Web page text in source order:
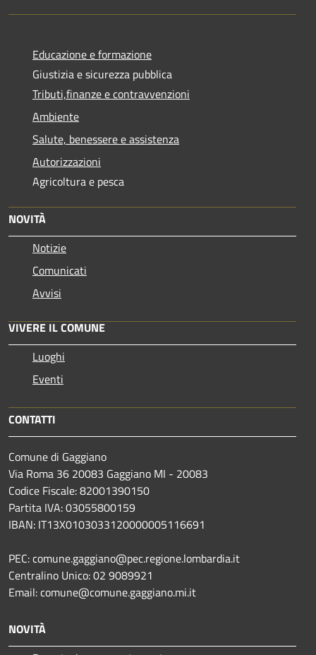
Educazione e formazione
Giustizia e sicurezza pubblica
Tributi,finanze e contravvenzioni
Ambiente
Salute, benessere e assistenza
Autorizzazioni
Agricoltura e pesca
NOVITÀ
Notizie
Comunicati
Avvisi
VIVERE IL COMUNE
Luoghi
Eventi
CONTATTI
Comune di Gaggiano
Via Roma 36 20083 Gaggiano MI - 20083
Codice Fiscale: 82001390150
Partita IVA: 03055800159
IBAN: IT13X0103033120000005116691
PEC: comune.gaggiano@pec.regione.lombardia.it
Centralino Unico: 02 9089921
Email: comune@comune.gaggiano.mi.it
NOVITÀ